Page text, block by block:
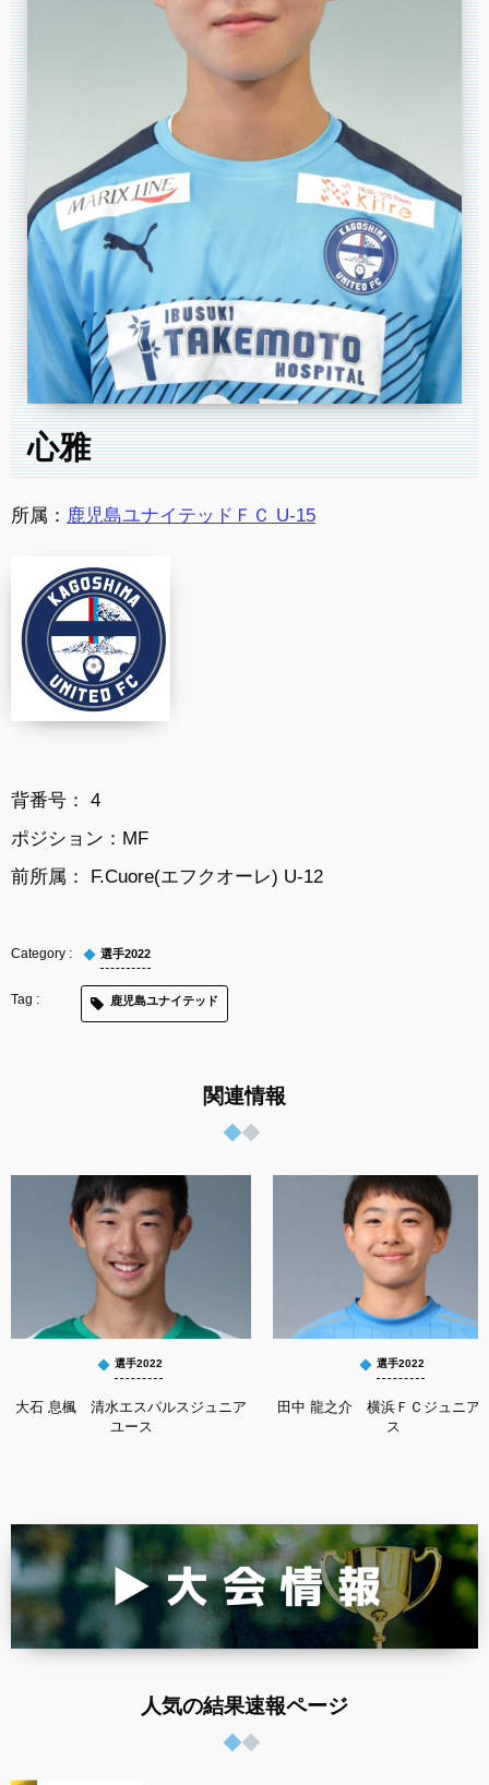
心雅
所属： 鹿児島ユナイテッドＦＣ U-15
背番号： 4
ポジション：MF
前所属： F.Cuore(エフクオーレ) U-12
選手2022
鹿児島ユナイテッド
関連情報
選手2022
大石 息楓 清水エスパルスジュニア
ユース
選手2022
田中 龍之介 横浜ＦＣジュニア
ス
人気の結果速報ページ